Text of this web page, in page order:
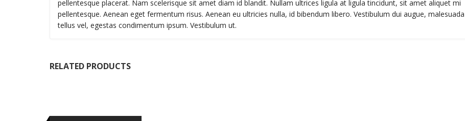
pellentesque placerat. Nam scelerisque sit amet diam id blandit. Nullam ultrices ligula at ligula tincidunt, sit amet aliquet mi
pellentesque. Aenean eget fermentum risus. Aenean eu ultricies nulla, id bibendum libero. Vestibulum dui augue,
tellus vel, egestas condimentum ipsum. Vestibulum ut.
RELATED PRODUCTS